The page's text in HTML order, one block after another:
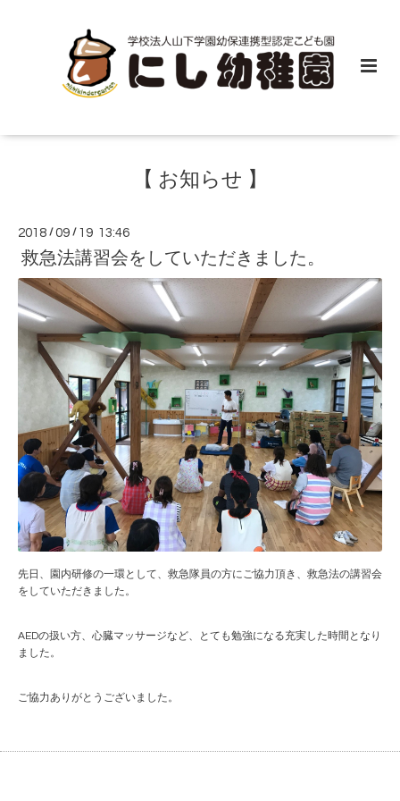
【 お知らせ 】
2018 /09 / 19 13:46
救急法講習会をしていただきました。
先日、園内研修の一環として、救急隊員の方にご協力頂き、救急法の講習会
をしていただきました。
AEDの扱い方、心臓マッサージなど、とても勉強になる充実した時間となり
ました。
ご協力ありがとうございました。